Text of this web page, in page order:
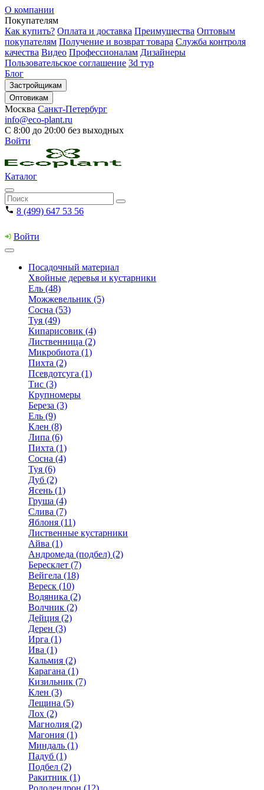
О компании
Покупателям
Как купить? Оплата и доставка Преимущества Оптовым
покупателям Получение и возврат товара Служба контроля
качества Видео Профессионалам Дизайнеры
Пользовательское соглашение 3d тур
Блог
Застройщикам
Оптовикам
Москва Санкт-Петербург
info@eco-plant.ru
С 8:00 до 20:00 без выходных
Войти
Каталог
8 (499) 647 53 56
Войти
Посадочный материал
Хвойные деревья и кустарники
Ель (48)
Можжевельник (5)
Сосна (53)
Туя (49)
Кипарисовик (4)
Лиственница (2)
Микробиота (1)
Пихта (2)
Псевдотсуга (1)
Тис (3)
Крупномеры
Береза (3)
Ель (9)
Клен (8)
Липа (6)
Пихта (1)
Сосна (4)
Туя (6)
Дуб (2)
Ясень (1)
Груша (4)
Слива (7)
Яблоня (11)
Лиственные кустарники
Айва (1)
Андромеда (подбел) (2)
Бересклет (7)
Вейгела (18)
Вереск (10)
Водяника (2)
Волчник (2)
Дейция (2)
Дерен (3)
Ирга (1)
Ива (1)
Кальмия (2)
Карагана (1)
Кизильник (7)
Клен (3)
Лещина (5)
Лох (2)
Магнолия (2)
Магония (1)
Миндаль (1)
Падуб (1)
Подбел (2)
Ракитник (1)
Рододендрон (12)